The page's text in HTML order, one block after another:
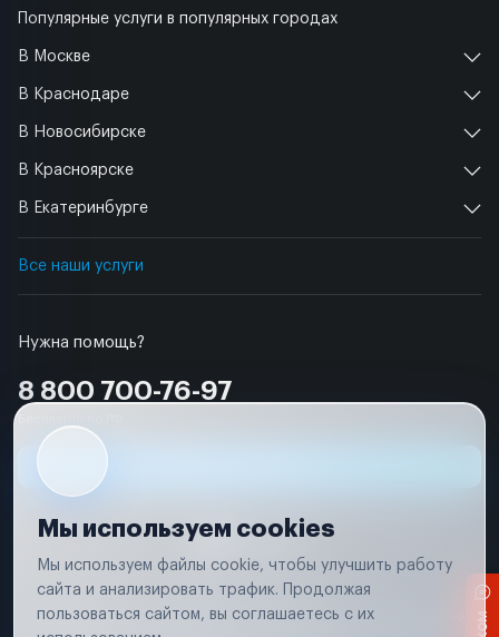
Нужна помощь?
8 800 700-76-97
Популярные услуги в популярных городах
В Москве
В Краснодаре
В Новосибирске
В Красноярске
В Екатеринбурге
Все наши услуги
Условия использования
Вся информация, представленная на сайте, носит исключительно
Мы используем cookies
Мы используем файлы cookie, чтобы улучшить работу
сайта и анализировать трафик. Продолжая
пользоваться сайтом, вы соглашаетесь с их